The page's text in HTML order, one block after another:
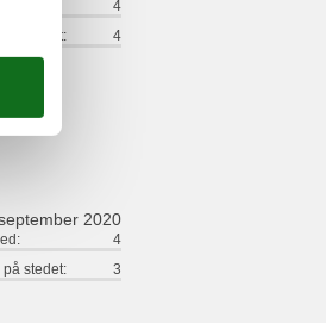
4
på stedet:
4
2020
4
stedet:
3